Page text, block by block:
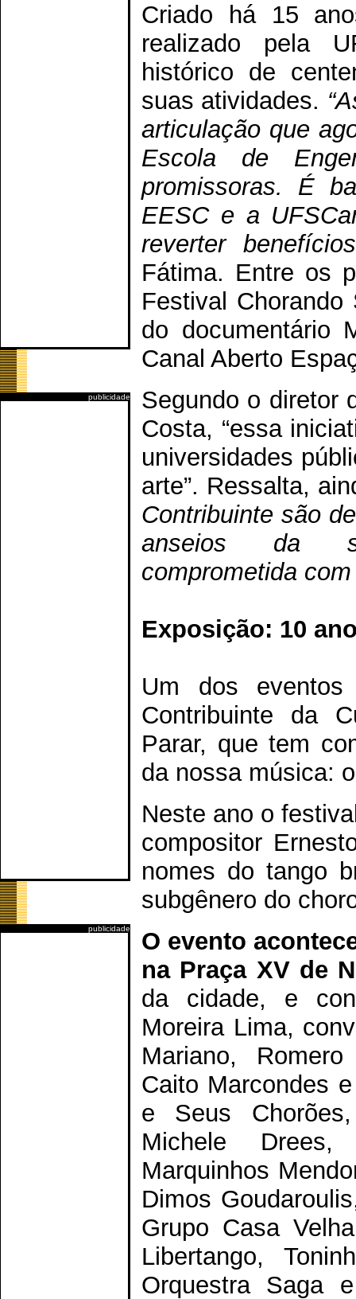
publicidade
publicidade
Criado há 15
realizado pela
histórico de
suas atividades.
articulação que
Escola de
promissoras. É
EESC e a
reverter
Fátima. Entre os
Festival
do documentário
Canal Aberto
Segundo o diretor
Costa, “essa
universidades
arte”. Ressalta,
Contribuinte são
anseios da
comprometida
Exposição: 10
Um dos
Contribuinte da
Parar, que tem
da nossa música:
Neste ano o
compositor
nomes do tango
subgênero do
O evento
na Praça XV de
da cidade, e
Moreira Lima,
Mariano,
Caito Marcondes
e Seus
Michele
Marquinhos
Dimos
Grupo Casa
Libertango,
Orquestra Saga